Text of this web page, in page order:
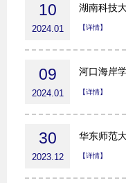
10
2024.01 【详情】
09
2024.01 【详情】
30
2023.12 【详情】